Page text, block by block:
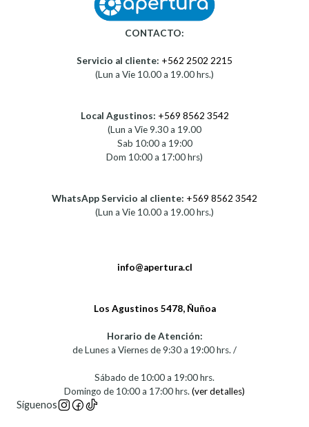
CONTACTO:
Servicio al cliente: +562 2502 2215
(Lun a Vie 10.00 a 19.00 hrs.)
Local Agustinos: +569 8562 3542
(Lun a Vie 9.30 a 19.00
Sab 10:00 a 19:00
Dom 10:00 a 17:00 hrs)
WhatsApp Servicio al cliente: +569 8562 3542
(Lun a Vie 10.00 a 19.00 hrs.)
info@apertura.cl
Los Agustinos 5478, Ñuñoa
Horario de Atención:
de Lunes a Viernes de 9:30 a 19:00 hrs. /
Sábado de 10:00 a 19:00 hrs.
Domingo de 10:00 a 17:00 hrs.(ver detalles)
Síguenos